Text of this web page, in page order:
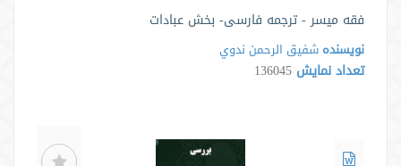
فقه میسر - ترجمه فارسی- بخش عبادات
نویسنده شفيق الرحمن ندوي
تعداد نمایش 136045